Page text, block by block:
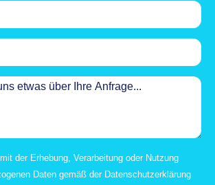
der Erhebung, Verarbeitung oder Nutzung
Daten gemäß der Datenschutzerklärung